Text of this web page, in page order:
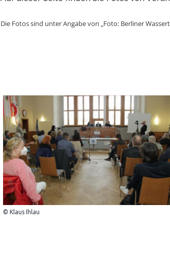
Die Fotos sind unter Angabe von „Foto: Berliner
© Klaus Ihlau